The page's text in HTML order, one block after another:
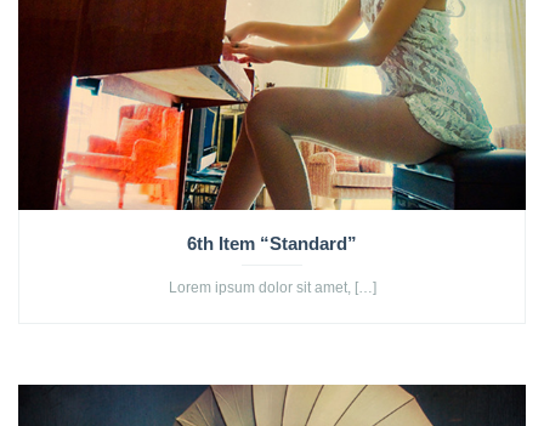
6th Item “Standard”
Lorem ipsum dolor sit amet, […]